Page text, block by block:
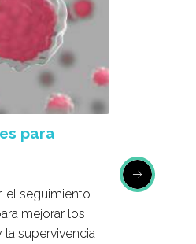
para
el seguimiento
mejorar los
supervivencia